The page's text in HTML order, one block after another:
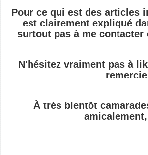
Pour ce qui est des articles
est clairement expliqué
surtout pas à me
N'hésitez vraiment pas à
À très bientôt